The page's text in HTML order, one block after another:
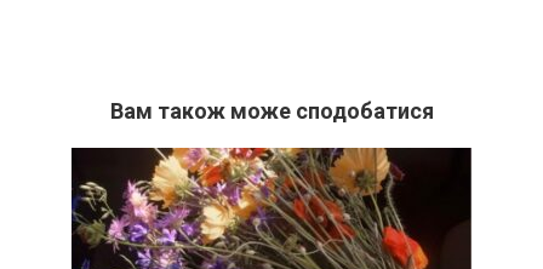
Вам також може сподобатися